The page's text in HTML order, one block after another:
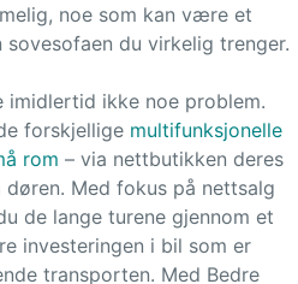
noe som kan være et
du virkelig trenger.
ikke noe problem.
forskjellige multifunksjonelle
rom – via nettbutikken deres
Med fokus på nettsalg
de lange turene gjennom et
investeringen i bil som er
transporten. Med Bedre